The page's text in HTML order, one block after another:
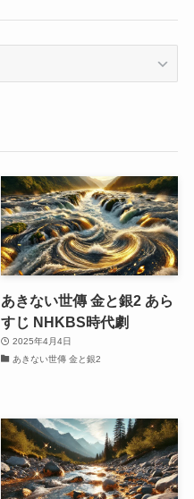
あきない世傳 金と銀2 あら
すじ NHKBS時代劇
2025年4月4日
あきない世傳 金と銀2